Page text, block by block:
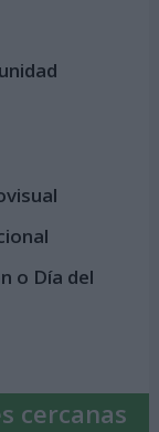
o Día del
cercanas